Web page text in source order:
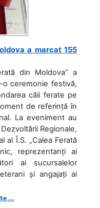
a marcat 155
din Moldova” a
o ceremonie festivă,
căii ferate pe
de referință în
La eveniment au
Regionale,
al Î.S. „Calea Ferată
reprezentanți ai
ai sucursalelor
și angajați ai
...